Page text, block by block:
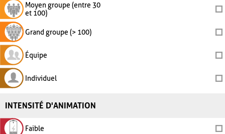
Moyen groupe (entre 30
et 100)
Grand groupe (> 100)
Équipe
Individuel
INTENSITÉ D'ANIMATION
Faible